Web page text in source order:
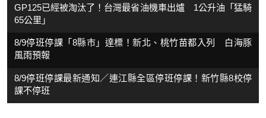
GP125已經被淘汰了！台灣最省油機車出爐 1公升油「猛騎
65公里」
8/9停班停課「8縣市」達標！新北、桃竹苗都入列 白海豚
風雨預報
8/9停班停課最新通知／連江縣全區停班停課！新竹縣8校停
課不停班